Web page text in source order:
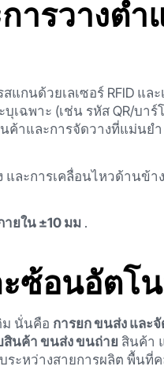
ารวางตำ
แกนด้วยเลเซอร์ RFID แล
ฉพาะ (เช่น รหัส QR/บาร์
ค้าและการจัดวางที่แม่นย
ละการเคลื่อนไหวด้านข้า
ายใน ±10 มม .
ะซ้อนอัตโ
ม นั่นคือ การยก ขนส่ง และ
สินค้า ขนส่ง ขนถ่าย สินค้า
ระหว่างสายการผลิต พื้นที่